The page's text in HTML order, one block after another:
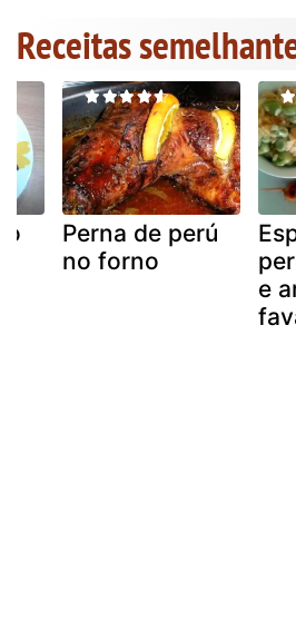
Receitas
Perna de perú
no forno
e